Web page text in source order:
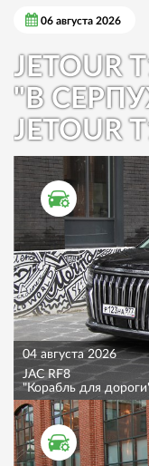
06 августа 2026
JETOUR
"В
JETOUR
ТЕСТ ДРАЙВ
04 августа 2026
JAC RF8
"Корабль для
ТЕСТ ДРАЙВ